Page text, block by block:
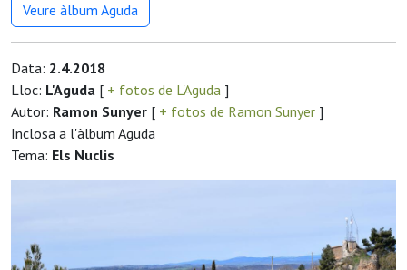
Veure àlbum Aguda
Data: 2.4.2018
Lloc: L'Aguda [ + fotos de L'Aguda ]
Autor: Ramon Sunyer [ + fotos de Ramon Sunyer ]
Inclosa a l'àlbum Aguda
Tema: Els Nuclis